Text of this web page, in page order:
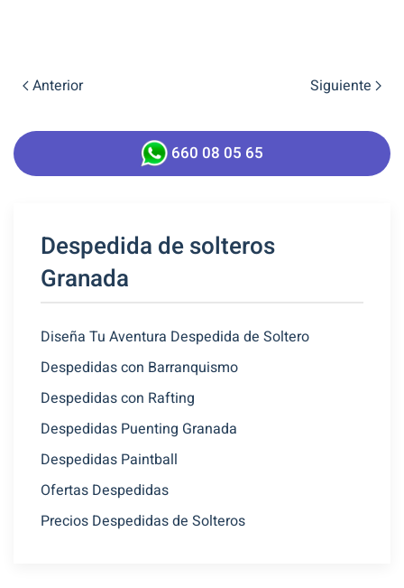
Anterior Siguiente
660 08 05 65
Despedida de solteros
Granada
Diseña Tu Aventura Despedida de Soltero
Despedidas con Barranquismo
Despedidas con Rafting
Despedidas Puenting Granada
Despedidas Paintball
Ofertas Despedidas
Precios Despedidas de Solteros